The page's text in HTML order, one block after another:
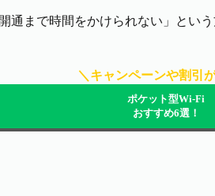
通まで時間をかけられない」とい
＼キャンペーンや割引
ポケット型Wi-Fi
おすすめ6選！